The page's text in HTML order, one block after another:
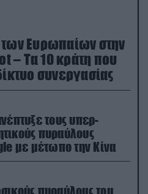
Ευρωπαίων στην
– Τα 10 κράτη που
συνεργασίας
τους υπερ-
πυραύλους
με μέτωπο την Κίνα
πυραύλους του